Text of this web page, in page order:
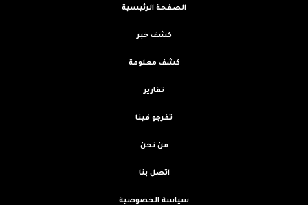
الصفحة الرئيسية
كشف خبر
كشف معلومة
تقارير
تفرجو فينا
من نحن
اتصل بنا
سياسة الخصوصية